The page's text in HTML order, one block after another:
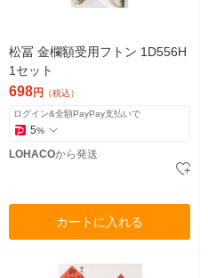
松冨 金欄額受用フトン 1D556H
1セット
698円 （税込）
ログイン&全額PayPay支払いで
5%
LOHACOから発送
カートに入れる